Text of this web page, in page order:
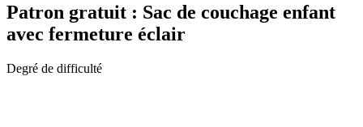
Patron gratuit : Sac de couchage enfant
avec fermeture éclair
Degré de difficulté